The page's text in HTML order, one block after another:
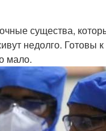
существа,
недолго. Готовы
мало.